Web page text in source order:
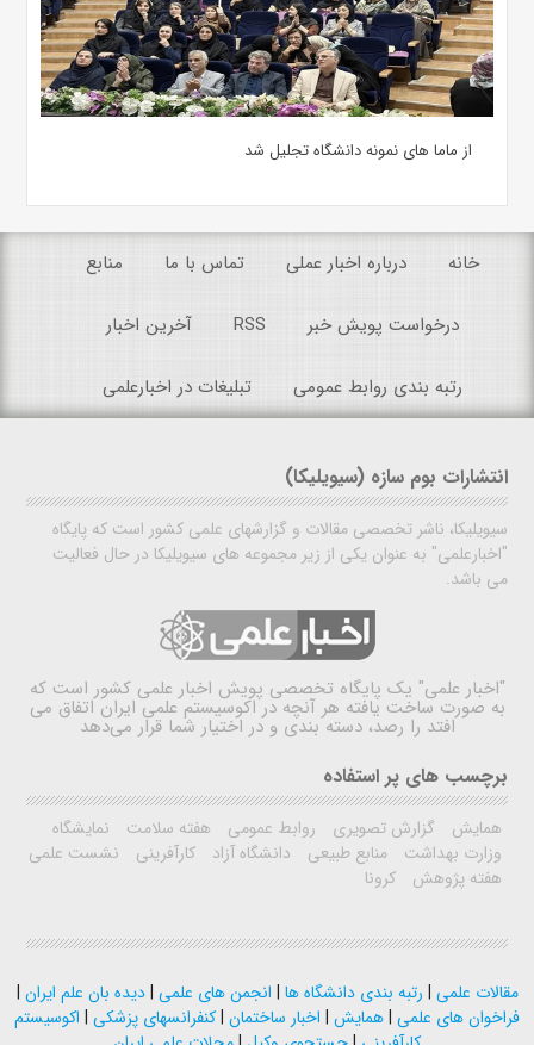
از ماما های نمونه دانشگاه تجلیل شد
خانه درباره اخبار عملی تماس با ما منابع
درخواست پویش خبر RSS آخرین اخبار
رتبه بندی روابط عمومی تبلیغات در اخبارعلمی
انتشارات بوم سازه (سیویلیکا)
سیویلیکا، ناشر تخصصی مقالات و گزارشهای علمی کشور است که پایگاه
"اخبارعلمی" به عنوان یکی از زیر مجموعه های سیویلیکا در حال فعالیت
می باشد.
"اخبار علمی" یک پایگاه تخصصی پویش اخبار علمی کشور است که
به صورت ساخت یافته هر آنچه در اکوسیستم علمی ایران اتفاق می
افتد را رصد، دسته بندی و در اختیار شما قرار می‌دهد
برچسب های پر استفاده
همایش گزارش تصویری روابط عمومی هفته سلامت
نمایشگاه
وزارت بهداشت
منابع طبیعی دانشگاه آزاد کارآفرینی
نشست علمی
هفته پژوهش
کرونا
مقالات علمی | رتبه بندی دانشگاه ها | انجمن های علمی |دیده بان علم ایران |
فراخوان های علمی |همایش | اخبار ساختمان |کنفرانسهای پزشکی | اکوسیستم